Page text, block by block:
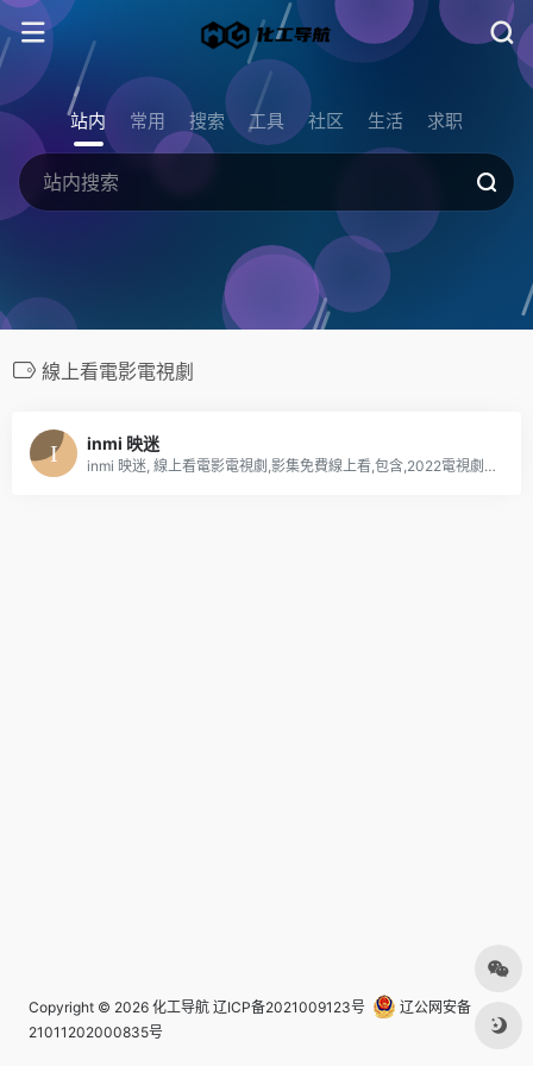
站内 常用 搜索 工具 社区 生活 求职
線上看電影電視劇
inmi 映迷
inmi 映迷, 線上看電影電視劇,影集免費線上看,包含,2022電視劇,2021電視劇,2022電影.2021電影,韓劇線上看,陸劇線上看,電影線上看,電視劇線上看,4K download
Copyright © 2026 化工导航 辽ICP备2021009123号
辽公网安备
21011202000835号